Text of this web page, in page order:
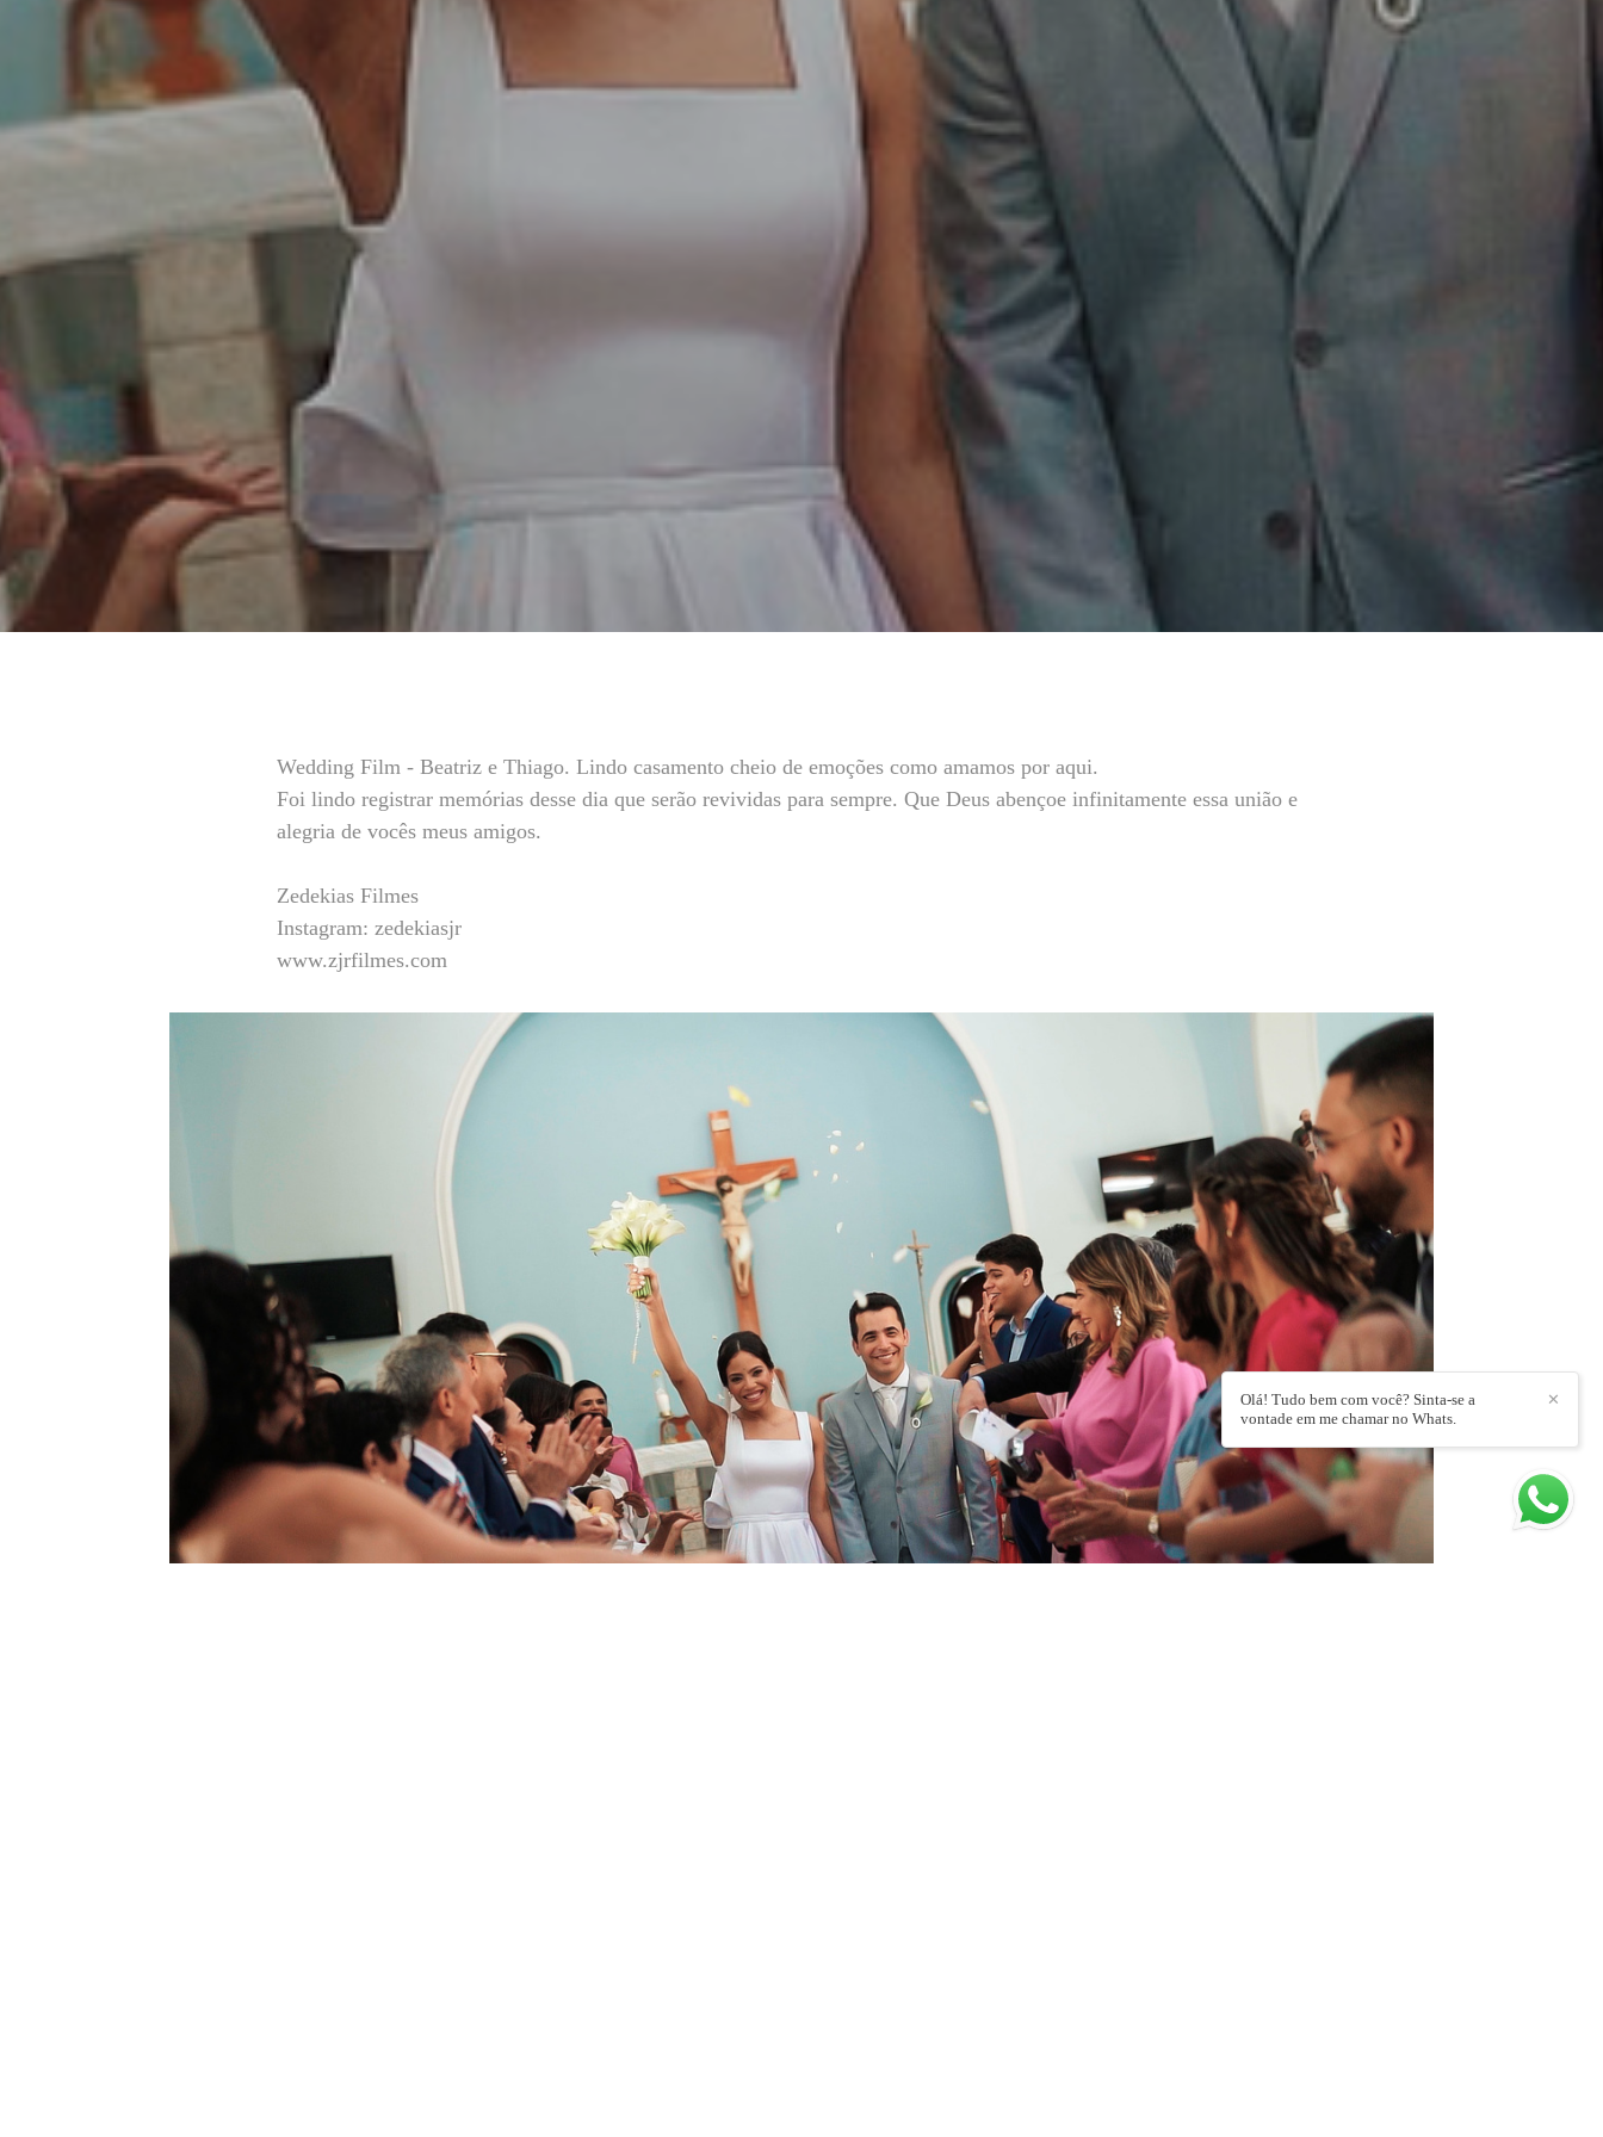
Wedding Film - Beatriz e Thiago. Lindo casamento cheio de emoções como amamos por aqui.
Foi lindo registrar memórias desse dia que serão revividas para sempre. Que Deus abençoe infinitamente essa união e
alegria de vocês meus amigos.
Zedekias Filmes
Instagram: zedekiasjr
www.zjrfilmes.com
✕
Olá! Tudo bem com você? Sinta-se a
vontade em me chamar no Whats.